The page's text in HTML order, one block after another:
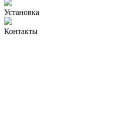
Установка
Контакты